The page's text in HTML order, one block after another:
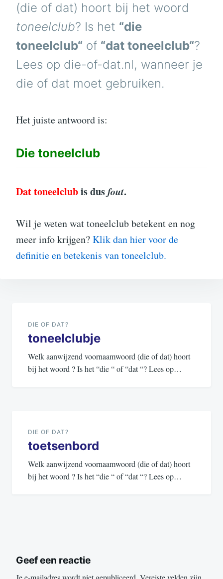
(die of dat) hoort bij het woord
toneelclub? Is het “die
toneelclub“ of “dat toneelclub“?
Lees op die-of-dat.nl, wanneer je
die of dat moet gebruiken.
Het juiste antwoord is:
Die toneelclub
Dat toneelclubis dusfout.
Wil je weten wat toneelclub betekent en nog
meer info krijgen?Klik dan hier voor de
definitie en betekenis van toneelclub.
navigatie
DIE OF DAT?
toneelclubje
Welk aanwijzend voornaamwoord (die of dat) hoort
bij het woord ? Is het “die “ of “dat “? Lees op…
DIE OF DAT?
toetsenbord
Welk aanwijzend voornaamwoord (die of dat) hoort
bij het woord ? Is het “die “ of “dat “? Lees op…
Geef een reactie